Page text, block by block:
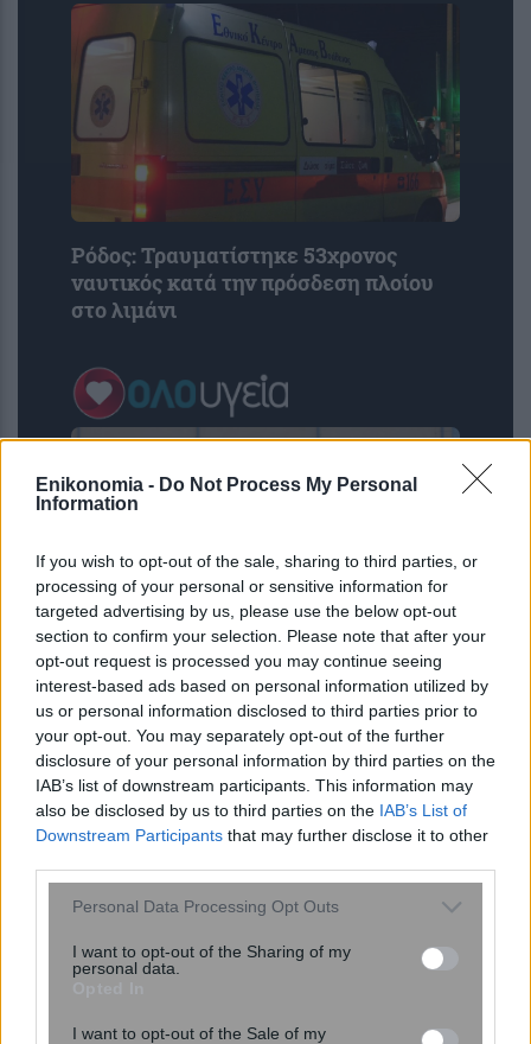
Enikonomia - Do Not Process My Personal
Information
If you wish to opt-out of the sale, sharing to third parties, or
processing of your personal or sensitive information for
targeted advertising by us, please use the below opt-out
section to confirm your selection. Please note that after your
opt-out request is processed you may continue seeing
interest-based ads based on personal information utilized by
us or personal information disclosed to third parties prior to
your opt-out. You may separately opt-out of the further
disclosure of your personal information by third parties on the
IAB’s list of downstream participants. This information may
also be disclosed by us to third parties on the IAB’s List of
Downstream Participants that may further disclose it to other
Please note that this website/app uses one or more Google
not limited to your visit or usage behaviour. You may click to
grant or deny consent to Google and its third-party tags to
consent section.
Personal Data Processing Opt Outs
I want to opt-out of the Sharing of my
personal data.
I want to opt-out of the Sale of my
Ρόδος: Τραυματίστηκε 53χρονος
ναυτικός κατά την πρόσδεση πλοίου
στο λιμάνι
ΠΟΕΔΗΝ: Οκτώ καταγγελίες για
βιασμό τουριστριών στη Ζάκυνθο από
τα μέσα Ιουνίου
Η ομιλία των παιδιών μπορεί να